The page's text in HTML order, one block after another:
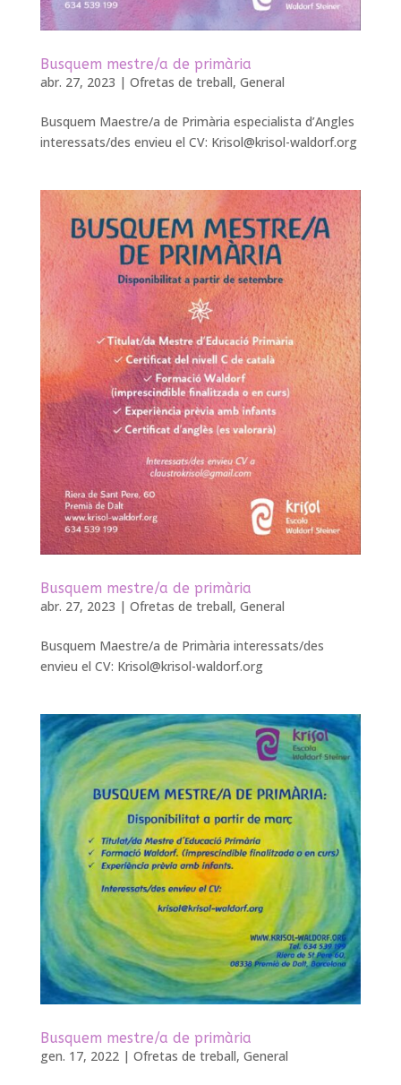
Busquem mestre/a de primària
abr. 27, 2023 | Ofretas de treball, General
Busquem Maestre/a de Primària especialista d’Angles
interessats/des envieu el CV: Krisol@krisol-waldorf.org
Busquem mestre/a de primària
abr. 27, 2023 | Ofretas de treball, General
Busquem Maestre/a de Primària interessats/des
envieu el CV: Krisol@krisol-waldorf.org
Busquem mestre/a de primària
gen. 17, 2022| Ofretas de treball, General